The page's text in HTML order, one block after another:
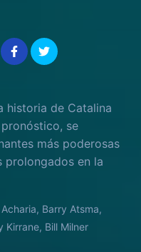
historia de Catalina
se
más poderosas
prolongados en la
a la
e imparte las
Rahima.
Barry Atsma,
Kirrane, Bill Milner